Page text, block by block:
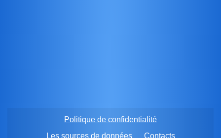
Politique de confidentialité
Les sources de données
Contacts